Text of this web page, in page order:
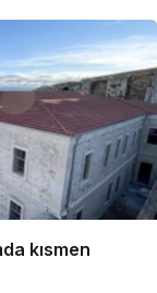
kısmen